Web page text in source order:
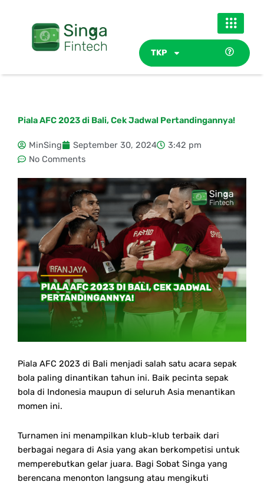
TKP
Piala AFC 2023 di Bali, Cek Jadwal Pertandingannya!
MinSing September 30, 2024
3:42 pm
No Comments
Piala AFC 2023 di Bali menjadi salah satu acara sepak
bola paling dinantikan tahun ini. Baik pecinta sepak
bola di Indonesia maupun di seluruh Asia menantikan
momen ini.
Turnamen ini menampilkan klub-klub terbaik dari
berbagai negara di Asia yang akan berkompetisi untuk
memperebutkan gelar juara. Bagi Sobat Singa yang
berencana menonton langsung atau mengikuti